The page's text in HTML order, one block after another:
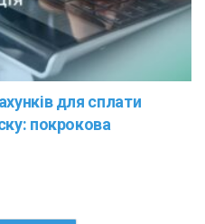
для сплати
покрокова